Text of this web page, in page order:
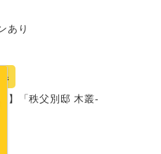
あり
】「秩父別邸 木叢-